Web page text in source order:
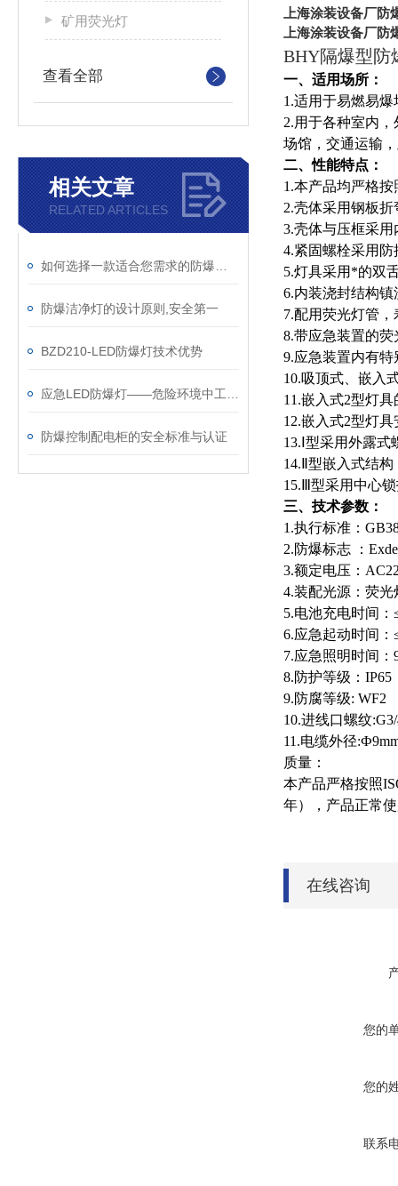
矿用荧光灯
查看全部
相关文章
RELATED ARTICLES
防爆洁净灯的设计原则,安全第一
BZD210-LED防爆灯技术优势
防爆控制配电柜的安全标准与认证
上海涂装设备厂防
上海涂装设备厂防
BHY隔爆型防
一、 适用场所：
1.适用于易燃易
2.用于各种室内
场馆，交通运输
二、性能特点：
1.本产品均严格
2.壳体采用钢板
3.壳体与压框采
4.紧固螺栓采用
5.灯具采用*的双
6.内装浇封结构
7.配用荧光灯管
8.带应急装置的
9.应急装置内有
10.吸顶式、嵌入
11 .嵌入式2型灯
12.嵌入式2型灯
13.Ⅰ型采用外露
14. Ⅱ型嵌入式结
15. Ⅲ型采用中心
三、技术参数：
1.执行标准：
2.防爆标志 ：
3.额定电压：
4.装配光源：荧
5.电池充电时间：
6.应急起动时间：
7.应急照明时间：
8.防护等级：IP65
9.防腐等级: WF2
10.进线口螺纹
11.电缆外径
质量 ：
本产品严格按照
年），产品正常
在线咨询
您的
您的
联系